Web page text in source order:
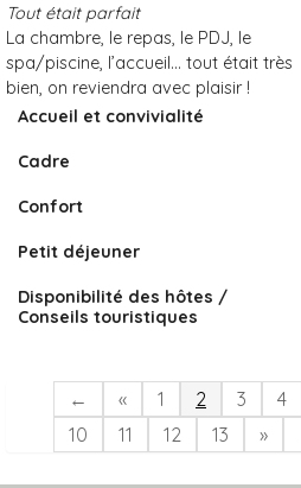
Tout était parfait
La chambre, le repas, le PDJ, le
spa/piscine, l’accueil… tout était très
bien, on reviendra avec plaisir !
Accueil et convivialité
Cadre
Confort
Petit déjeuner
Disponibilité des hôtes /
Conseils touristiques
← « 1 2 3 4
10
11 12 13 »